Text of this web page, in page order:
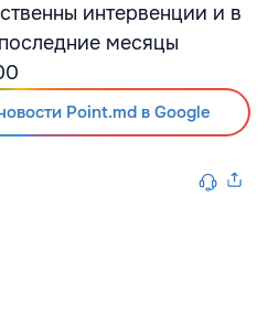
интервенции и в
месяцы
Point.md в Google